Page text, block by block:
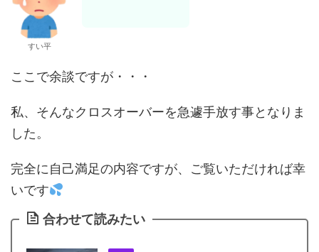
すい平
ここで余談ですが・・・
私、そんなクロスオーバーを急遽手放す事となりま
した。
完全に自己満足の内容ですが、ご覧いただければ幸
いです
合わせて読みたい